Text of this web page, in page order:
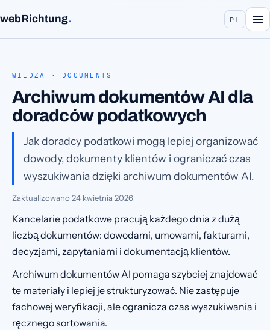
webRichtung. PL
WIEDZA · DOCUMENTS
Archiwum dokumentów AI dla
doradców podatkowych
Jak doradcy podatkowi mogą lepiej organizować
dowody, dokumenty klientów i ograniczać czas
wyszukiwania dzięki archiwum dokumentów AI.
Zaktualizowano 24 kwietnia 2026
Kancelarie podatkowe pracują każdego dnia z dużą
liczbą dokumentów: dowodami, umowami, fakturami,
decyzjami, zapytaniami i dokumentacją klientów.
Archiwum dokumentów AI pomaga szybciej znajdować
te materiały i lepiej je strukturyzować. Nie zastępuje
fachowej weryfikacji, ale ogranicza czas wyszukiwania i
ręcznego sortowania.